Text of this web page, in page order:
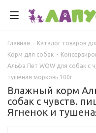
Главная - Каталог товаров
Корм для собак -
Альфа Пет WOW для собак с
тушеная морковь 100г
Влажный корм
собак с чувств.
Ягненок и